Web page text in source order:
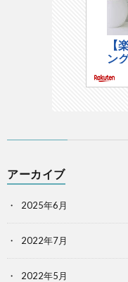
アーカイブ
2025年6月
2022年7月
2022年5月